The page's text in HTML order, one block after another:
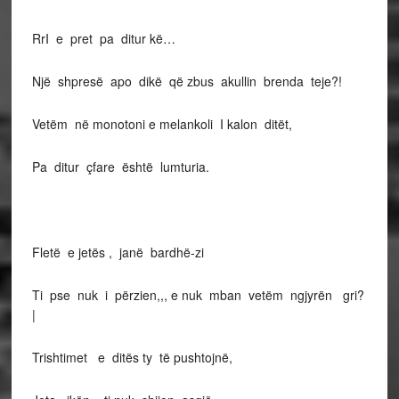
RrI e pret pa ditur kë…
Një shpresë apo dikë që zbus akullin brenda teje?!
Vetëm në monotoni e melankoli I kalon ditët,
Pa ditur çfare është lumturia.
Fletë e jetës , janë bardhë-zi
Ti pse nuk i përzien,,, e nuk mban vetëm ngjyrën gri?
|
Trishtimet e ditës ty të pushtojnë,